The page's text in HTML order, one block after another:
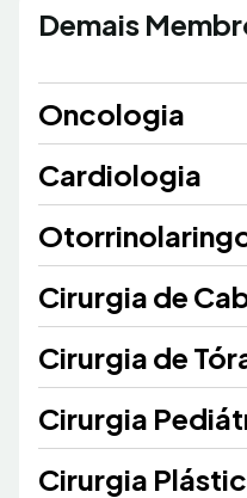
Demais
Oncologia
Cardiologia
Cirurgia de
Cirurgia de
Cirurgia
Cirurgia